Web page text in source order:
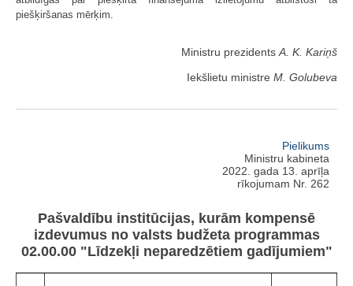
piešķiršanas mērķim.
Ministru prezidents A. K. Kariņš
Iekšlietu ministre M. Golubeva
Pielikums
Ministru kabineta
2022. gada 13. aprīļa
rīkojumam Nr. 262
Pašvaldību institūcijas, kurām kompensē
izdevumus no valsts budžeta programmas
02.00.00 "Līdzekļi neparedzētiem gadījumiem"